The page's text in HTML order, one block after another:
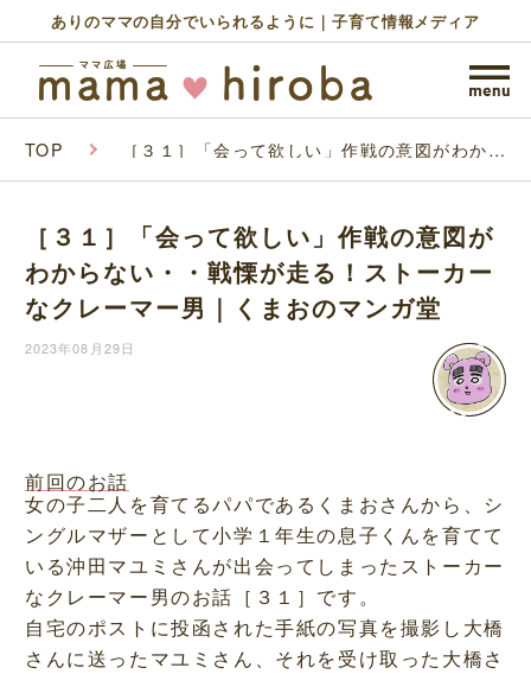
ありのママの自分でいられるように｜子育て情報メディア
TOP ［３１］「会って欲しい」作戦の意図がわから
男｜くまおのマンガ堂
［３１］「会って欲しい」作戦の意図が
わからない・・戦慄が走る！ストーカー
なクレーマー男｜くまおのマンガ堂
2023年08月29日
前回のお話
女の子二人を育てるパパであるくまおさんから、シ
ングルマザーとして小学１年生の息子くんを育てて
いる沖田マユミさんが出会ってしまったストーカー
なクレーマー男のお話［３１］です。
自宅のポストに投函された手紙の写真を撮影し大橋
さんに送ったマユミさん、それを受け取った大橋さ